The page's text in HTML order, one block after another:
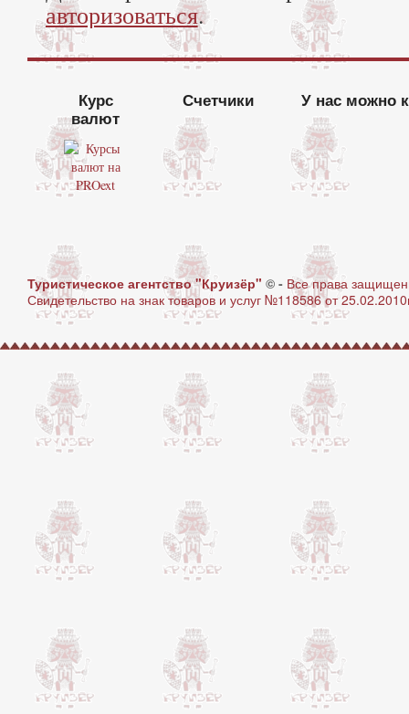
авторизоваться.
Курс
валют
Счетчики У нас можно
Туристическое агентство "Круизёр" © - Все права
Свидетельство на знак товаров и услуг №118586 от